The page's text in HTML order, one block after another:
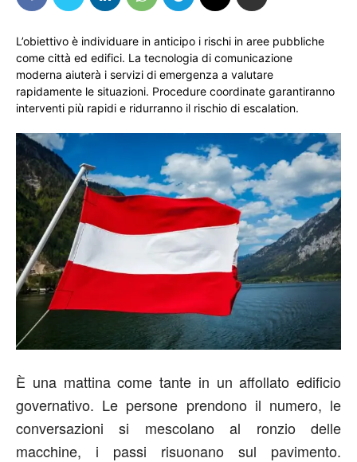
L’obiettivo è individuare in anticipo i rischi in aree pubbliche
come città ed edifici. La tecnologia di comunicazione
moderna aiuterà i servizi di emergenza a valutare
rapidamente le situazioni. Procedure coordinate garantiranno
interventi più rapidi e ridurranno il rischio di escalation.
È una mattina come tante in un affollato edificio
governativo. Le persone prendono il numero, le
conversazioni si mescolano al ronzio delle
macchine, i passi risuonano sul pavimento.